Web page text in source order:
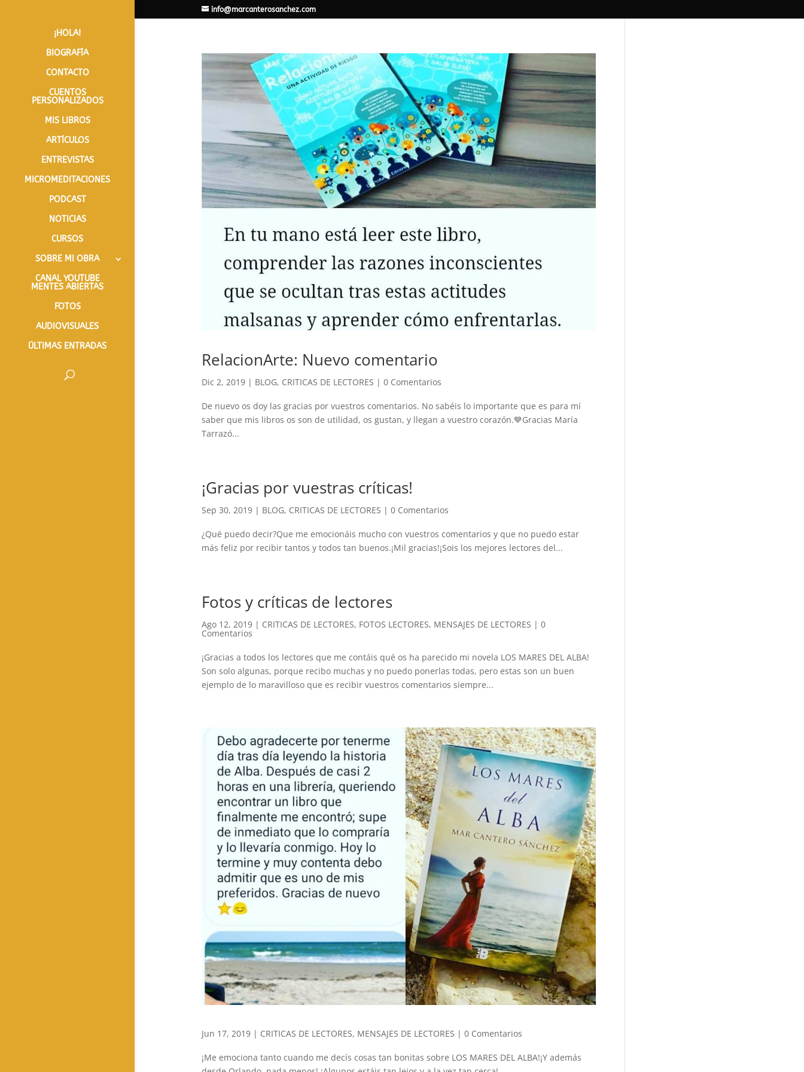
info@marcanterosanchez.com
¡HOLA!
BIOGRAFÍA
CONTACTO
CUENTOS
PERSONALIZADOS
MIS LIBROS
ARTÍCULOS
ENTREVISTAS
MICROMEDITACIONES
PODCAST
NOTICIAS
CURSOS
SOBRE MI OBRA
CANAL YOUTUBE
MENTES ABIERTAS
FOTOS
AUDIOVISUALES
ÚLTIMAS ENTRADAS
RelacionArte: Nuevo comentario
Dic 2, 2019| BLOG, CRITICAS DE LECTORES | 0 Comentarios
De nuevo os doy las gracias por vuestros comentarios. No sabéis lo importante que es para mí
saber que mis libros os son de utilidad, os gustan, y llegan a vuestro corazón.💙Gracias María
Tarrazó...
¡Gracias por vuestras críticas!
Sep 30, 2019| BLOG, CRITICAS DE LECTORES | 0 Comentarios
¿Qué puedo decir?Que me emocionáis mucho con vuestros comentarios y que no puedo estar
más feliz por recibir tantos y todos tan buenos.¡Mil gracias!¡Sois los mejores lectores del...
Fotos y críticas de lectores
Ago 12, 2019| CRITICAS DE LECTORES, FOTOS LECTORES, MENSAJES DE LECTORES | 0
Comentarios
¡Gracias a todos los lectores que me contáis qué os ha parecido mi novela LOS MARES DEL ALBA!
Son solo algunas, porque recibo muchas y no puedo ponerlas todas, pero estas son un buen
ejemplo de lo maravilloso que es recibir vuestros comentarios siempre...
Jun 17, 2019| CRITICAS DE LECTORES, MENSAJES DE LECTORES | 0 Comentarios
¡Me emociona tanto cuando me decís cosas tan bonitas sobre LOS MARES DEL ALBA!¡Y además